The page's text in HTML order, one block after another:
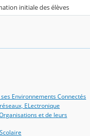
initiale des élèves
Environnements Connectés
ELectronique
et de leurs